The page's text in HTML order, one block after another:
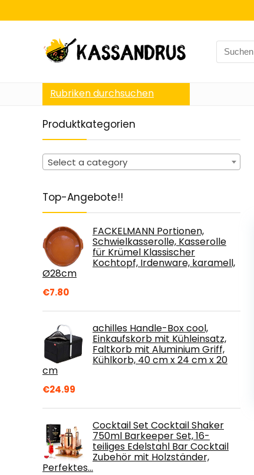
Search
for:
Rubriken durchsuchen
Produktkategorien
Select a category
Top-Angebote!!
FACKELMANN Portionen,
Schwielkasserolle, Kasserolle
für Krümel Klassischer
Kochtopf, Irdenware, karamell,
Ø28cm
€7.80
achilles Handle-Box cool,
Einkaufskorb mit Kühleinsatz,
Faltkorb mit Aluminium Griff,
Kühlkorb, 40 cm x 24 cm x 20
cm
€24.99
Cocktail Set Cocktail Shaker
750ml Barkeeper Set, 16-
teiliges Edelstahl Bar Cocktail
Zubehör mit Holzständer,
Perfektes…